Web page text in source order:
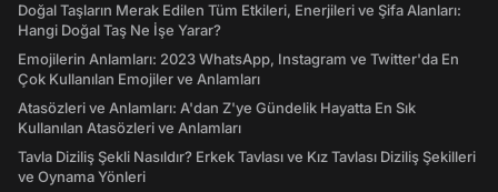
Doğal Taşların Merak Edilen Tüm Etkileri, Enerjileri ve Şifa Alanları:
Hangi Doğal Taş Ne İşe Yarar?
Emojilerin Anlamları: 2023 WhatsApp, Instagram ve Twitter'da En
Çok Kullanılan Emojiler ve Anlamları
Atasözleri ve Anlamları: A'dan Z'ye Gündelik Hayatta En Sık
Kullanılan Atasözleri ve Anlamları
Tavla Diziliş Şekli Nasıldır? Erkek Tavlası ve Kız Tavlası Diziliş Şekilleri
ve Oynama Yönleri